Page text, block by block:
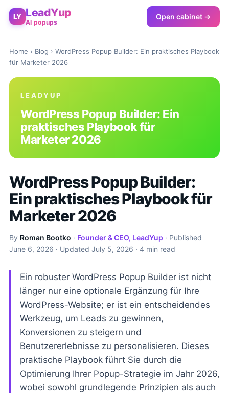
LY LeadYup
AI popups
Open cabinet →
Home › Blog › WordPress Popup Builder: Ein praktisches Playbook
für Marketer 2026
LEADYUP
WordPress Popup Builder: Ein
praktisches Playbook für
Marketer 2026
WordPress Popup Builder:
Ein praktisches Playbook für
Marketer 2026
By Roman Bootko · Founder & CEO, LeadYup · Published
June 6, 2026 · Updated July 5, 2026 · 4 min read
Ein robuster WordPress Popup Builder ist nicht
länger nur eine optionale Ergänzung für Ihre
WordPress-Website; er ist ein entscheidendes
Werkzeug, um Leads zu gewinnen,
Konversionen zu steigern und
Benutzererlebnisse zu personalisieren. Dieses
praktische Playbook führt Sie durch die
Optimierung Ihrer Popup-Strategie im Jahr 2026,
wobei sowohl grundlegende Prinzipien als auch